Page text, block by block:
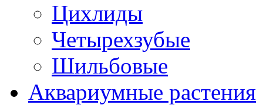
Цихлиды
Четырехзубые
Шильбовые
Аквариумные растения